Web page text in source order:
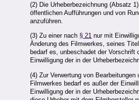
(2) Die Urheberbezeichnung (Absatz
öffentlichen Aufführungen und von
anzuführen.
(3) Zu einer nach § 21 nur mit
Änderung des Filmwerkes, seines
bedarf es, unbeschadet der Vorschrift
Einwilligung der in der
(4) Zur Verwertung von Bearbeitungen
Filmwerkes bedarf es außer der
Einwilligung der in der